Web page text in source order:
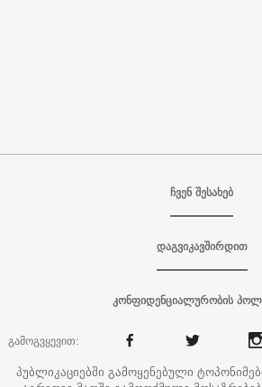
ჩვენ შესახებ
დაგვიკავშირდით
კონფიდენციალურობის
გამოგვყევით:
პუბლიკაციებში გამოყენებული